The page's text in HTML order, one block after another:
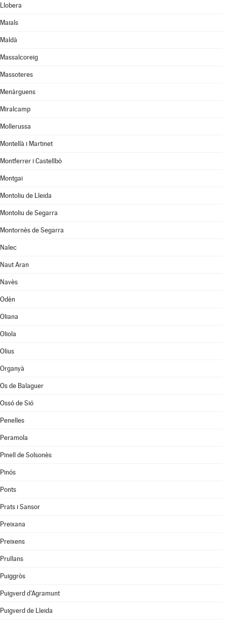
Llobera
Maials
Maldà
Massalcoreig
Massoteres
Menàrguens
Miralcamp
Mollerussa
Montellà i Martinet
Montferrer i Castellbò
Montgai
Montoliu de Lleida
Montoliu de Segarra
Montornès de Segarra
Nalec
Naut Aran
Navès
Odèn
Oliana
Oliola
Olius
Organyà
Os de Balaguer
Ossó de Sió
Penelles
Peramola
Pinell de Solsonès
Pinós
Ponts
Prats i Sansor
Preixana
Preixens
Prullans
Puiggròs
Puigverd d'Agramunt
Puigverd de Lleida